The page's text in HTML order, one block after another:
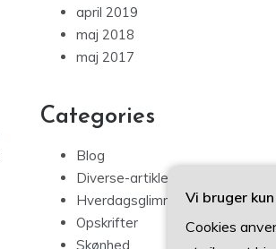
april 2019
maj 2018
maj 2017
Categories
Blog
Diverse-artikler
Hverdagsglimmer
Opskrifter
Skønhed
Vi bruger
Cookies